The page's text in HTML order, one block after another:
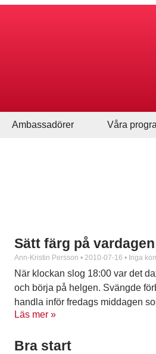
Ambassadörer Våra
Sätt färg på vardagen
Ann-Kristin Persson 2010-07-16 Inga
När klockan slog 18:00 var det
och börja på helgen. Svängde
handla inför fredags middagen
Läs mer »
Bra start